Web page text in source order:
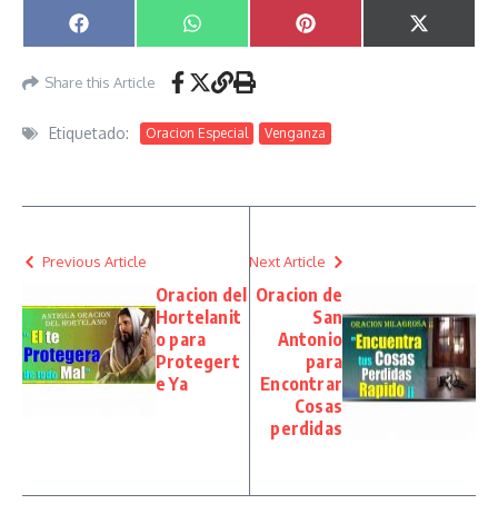
Compartir en
Facebook Compartir en
WhatsApp Compartir en
Pinterest
X
(Twitter)
Share this Article
Etiquetado: Oracion Especial Venganza
Previous Article
Oracion del
Hortelanit
o para
Protegert
e Ya
Next Article
Oracion de
San
Antonio
para
Encontrar
Cosas
perdidas